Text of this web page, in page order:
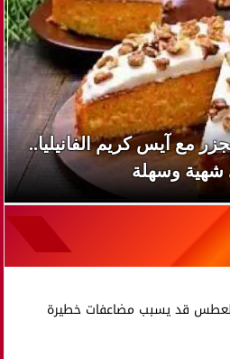
مع آيس كريم الفانيليا..
شهية وسهلة
قد يسبب مضاعفات خطيرة